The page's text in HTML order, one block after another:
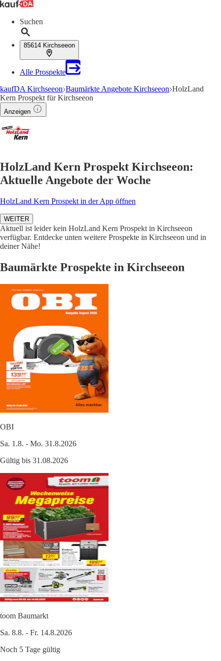
Suchen
85614 Kirchseeon
Alle Prospekte
kaufDA Kirchseeon Baumärkte Angebote Kirchseeon HolzLand
Kern Prospekt für Kirchseeon
Anzeigen
HolzLand Kern Prospekt Kirchseeon:
Aktuelle Angebote der Woche
HolzLand Kern Prospekt in der App öffnen
WEITER
Aktuell ist leider kein HolzLand Kern Prospekt in Kirchseeon
verfügbar. Entdecke unten weitere Prospekte in Kirchseeon und in
deiner Nähe!
Baumärkte Prospekte in Kirchseeon
OBI
Sa. 1.8. - Mo. 31.8.2026
Gültig bis 31.08.2026
toom Baumarkt
Sa. 8.8. - Fr. 14.8.2026
Noch 5 Tage gültig